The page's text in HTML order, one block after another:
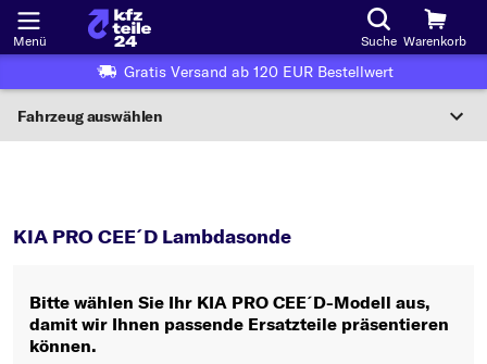
Menü Suche Warenkorb
Gratis Versand ab 120 EUR Bestellwert
Fahrzeug auswählen
Wo finde ich die?
Oder
Oder Fahrzeugauswahl nach Kriterien:
KIA PRO CEE´D Lambdasonde
Bitte wählen Sie Ihr KIA PRO CEE´D-Modell aus,
damit wir Ihnen passende Ersatzteile präsentieren
können.